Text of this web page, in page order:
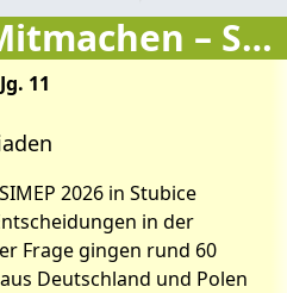
Europa zum Mitmachen – SIMEP 2026 in Stubice
11
2026 in Stubice
in der
Frage gingen rund 60
Deutschland und Polen